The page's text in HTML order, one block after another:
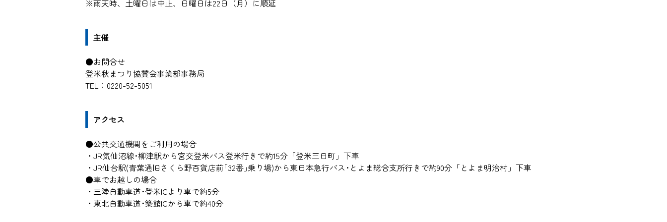
※雨天時、土曜日は中止、日曜日は22日（月）に順延
主催
●お問合せ
登米秋まつり協賛会事業部事務局
TEL：0220-52-5051
アクセス
●公共交通機関をご利用の場合
・JR気仙沼線･柳津駅から宮交登米バス登米行きで約15分「登米三日町」下車
・JR仙台駅(青葉通旧さくら野百貨店前｢32番｣乗り場)から東日本急行バス･とよま総合支所行きで約90分「とよま明治村」下車
●車でお越しの場合
・三陸自動車道･登米ICより車で約5分
・東北自動車道･築館ICから車で約40分